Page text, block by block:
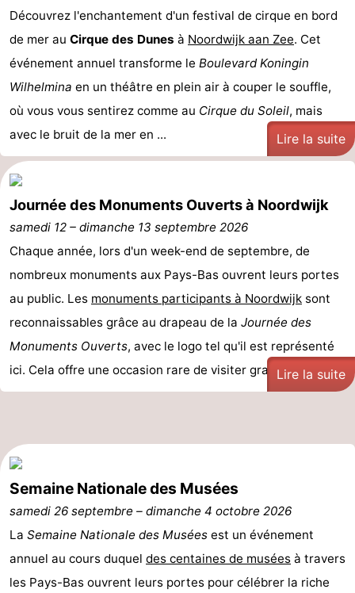
Faire
du
vélo
-
Randonnée
-
Équitation
-
Terrains
de
golf
-
Surfen
-
Peche
Sportive
-
Equitation
Boire
manger
Événements
Pratiques
Route
Stationnement
Adresses
Hollande-
Nature
-
Découvrez l'enchantement d'un festival de cirque en bord
de mer au Cirque des Dunes à Noordwijk aan Zee. Cet
événement annuel transforme le Boulevard Koningin
Wilhelmina en un théâtre en plein air à couper le souffle,
où vous vous sentirez comme au Cirque du Soleil, mais
avec le bruit de la mer en ...
Lire la suite
Journée des Monuments Ouverts à Noordwijk
samedi 12 – dimanche 13 septembre 2026
Chaque année, lors d'un week-end de septembre, de
nombreux monuments aux Pays-Bas ouvrent leurs portes
au public. Les monuments participants à Noordwijk sont
reconnaissables grâce au drapeau de la Journée des
Monuments Ouverts, avec le logo tel qu'il est représenté
ici. Cela offre une occasion rare de visiter gratuiteme ...
Lire la suite
Semaine Nationale des Musées
samedi 26 septembre – dimanche 4 octobre 2026
La Semaine Nationale des Musées est un événement
annuel au cours duquel des centaines de musées à travers
les Pays-Bas ouvrent leurs portes pour célébrer la riche